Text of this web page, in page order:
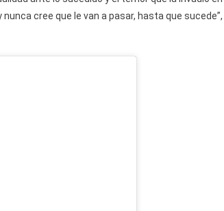
cree que le van a pasar, hasta que sucede”,